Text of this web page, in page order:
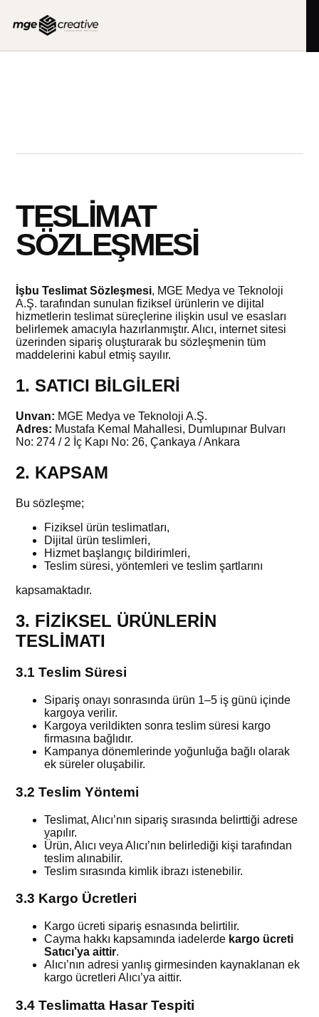
TESLIMAT
SÖZLEŞMESI
İşbu Teslimat Sözleşmesi, MGE Medya ve Teknoloji
A.Ş. tarafından sunulan fiziksel ürünlerin ve dijital
hizmetlerin teslimat süreçlerine ilişkin usul ve esasları
belirlemek amacıyla hazırlanmıştır. Alıcı, internet sitesi
üzerinden sipariş oluşturarak bu sözleşmenin tüm
maddelerini kabul etmiş sayılır.
1. SATICI BİLGİLERİ
Unvan: MGE Medya ve Teknoloji A.Ş.
Adres: Mustafa Kemal Mahallesi, Dumlupınar Bulvarı
No: 274 / 2 İç Kapı No: 26, Çankaya / Ankara
2. KAPSAM
Bu sözleşme;
Fiziksel ürün teslimatları,
Dijital ürün teslimleri,
Hizmet başlangıç bildirimleri,
Teslim süresi, yöntemleri ve teslim şartlarını
kapsamaktadır.
3. FİZİKSEL ÜRÜNLERİN
TESLİMATI
3.1 Teslim Süresi
Sipariş onayı sonrasında ürün 1–5 iş günü içinde
kargoya verilir.
Kargoya verildikten sonra teslim süresi kargo
firmasına bağlıdır.
Kampanya dönemlerinde yoğunluğa bağlı olarak
ek süreler oluşabilir.
3.2 Teslim Yöntemi
Teslimat, Alıcı’nın sipariş sırasında belirttiği adrese
yapılır.
Ürün, Alıcı veya Alıcı’nın belirlediği kişi tarafından
teslim alınabilir.
Teslim sırasında kimlik ibrazı istenebilir.
3.3 Kargo Ücretleri
Kargo ücreti sipariş esnasında belirtilir.
Cayma hakkı kapsamında iadelerde kargo ücreti
Satıcı’ya aittir.
Alıcı’nın adresi yanlış girmesinden kaynaklanan ek
kargo ücretleri Alıcı’ya aittir.
3.4 Teslimatta Hasar Tespiti